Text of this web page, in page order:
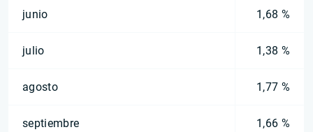
junio 1,68 %
julio 1,38 %
agosto 1,77 %
septiembre 1,66 %